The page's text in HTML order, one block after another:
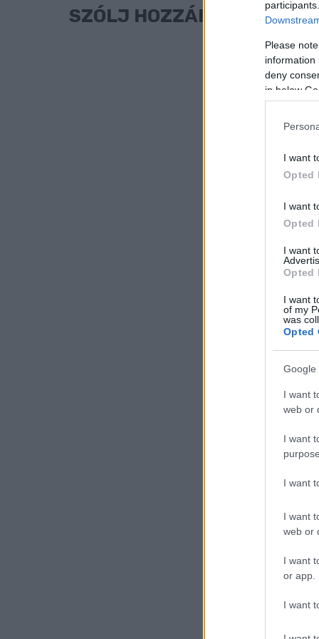
Please
information
deny
in below
I want
Opted
I want
Opted
I want
Opted
I want
of my
was
Opted
Google
I want
web or
I want
I want
I want
web or
I want
or app.
I want
SZÓLJ HOZZÁ!